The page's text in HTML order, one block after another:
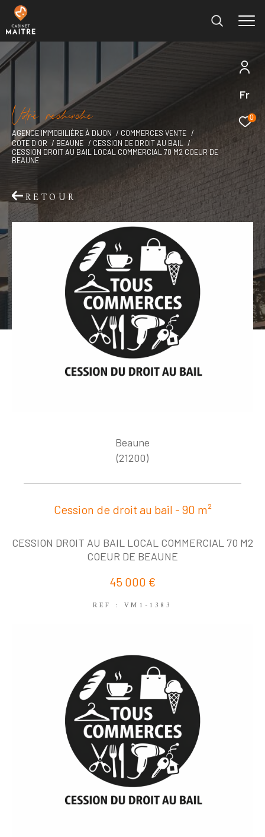
Fr
0
Vore recece
AGENCE IMMOBILIÈRE À DIJON
COMMERCES VENTE
COTE D OR
BEAUNE
CESSION DE DROIT AU BAIL
CESSION DROIT AU BAIL LOCAL COMMERCIAL 70 M2 COEUR DE
BEAUNE
RETOUR
Beaune
(21200)
Cession de droit au bail - 90 m²
CESSION DROIT AU BAIL LOCAL COMMERCIAL 70 M2
COEUR DE BEAUNE
45 000 €
REF : VM1-1383
Effectuer une recherche
et trouver le bien qui correspond à vos critères
Type
d'offre
Vente immobilier professionnel
Type
de
bien
Type de bien
AFFINER LES CRITÈRES
FILTRER PAR
NOUVEAUTÉS
RECHERCHER